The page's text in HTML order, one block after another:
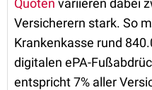
Quoten variieren dabei
Versicherern stark. So
Krankenkasse rund
digitalen ePA-
entspricht 7% aller